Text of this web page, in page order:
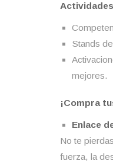
Stands
mejores.
¡Compra
Enlace
No te
fuerza, la